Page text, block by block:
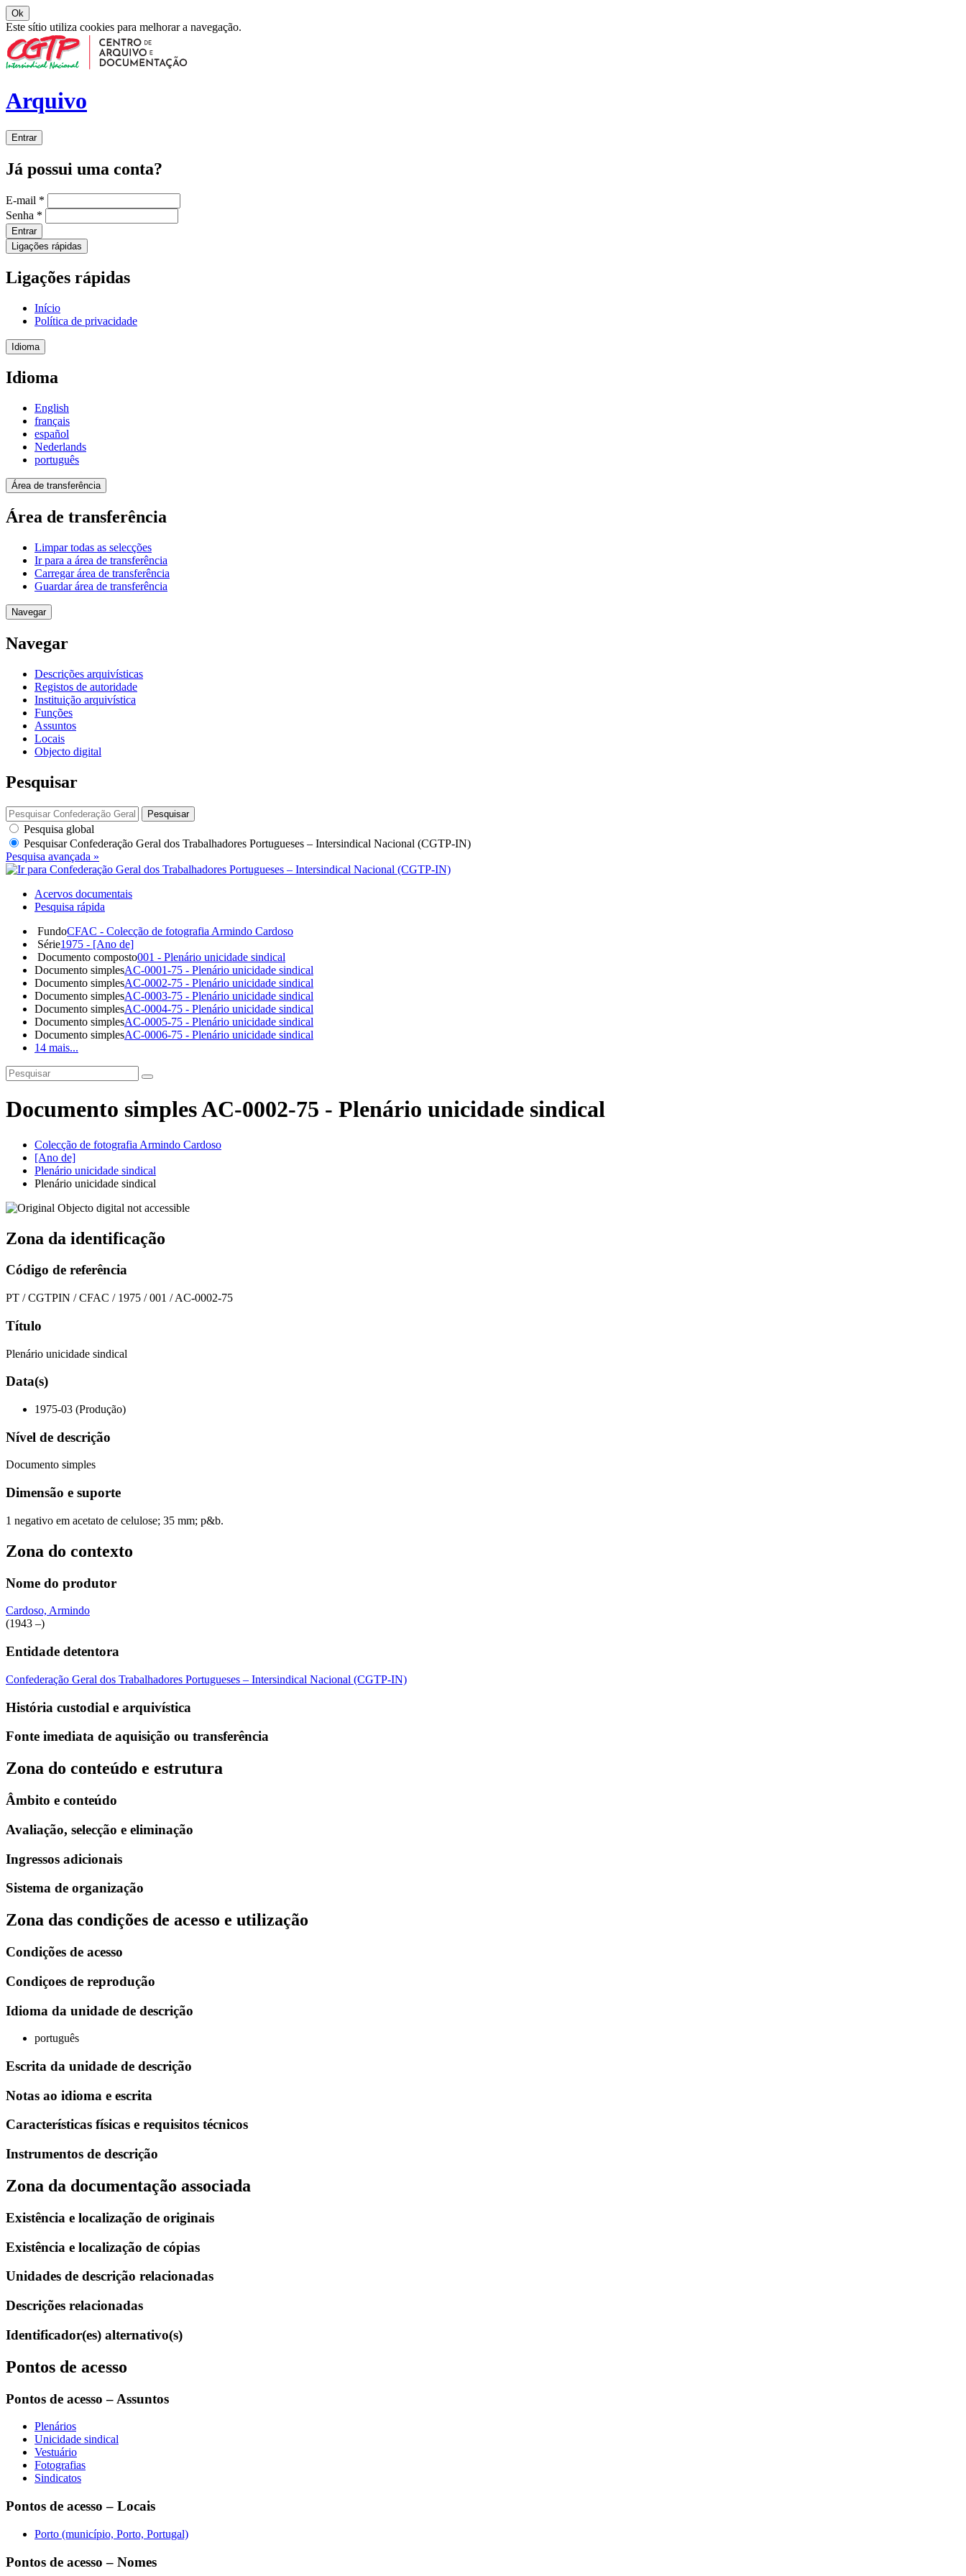
Ok
Este sítio utiliza cookies para melhorar a navegação.
Arquivo
Entrar
Já possui uma conta?
E-mail *
Senha *
Entrar
Ligações rápidas
Ligações rápidas
Início
Política de privacidade
Idioma
Idioma
English
français
español
Nederlands
português
Área de transferência
Área de transferência
Limpar todas as selecções
Ir para a área de transferência
Carregar área de transferência
Guardar área de transferência
Navegar
Navegar
Descrições arquivísticas
Registos de autoridade
Instituição arquivística
Funções
Assuntos
Locais
Objecto digital
Pesquisar
Pesquisar
Pesquisa global
PesquisarConfederação Geral dos Trabalhadores Portugueses – Intersindical Nacional (CGTP-IN)
Pesquisa avançada »
Acervos documentais
Pesquisa rápida
FundoCFAC - Colecção de fotografia Armindo Cardoso
Série1975 - [Ano de]
Documento composto001 - Plenário unicidade sindical
Documento simplesAC-0001-75 - Plenário unicidade sindical
Documento simplesAC-0002-75 - Plenário unicidade sindical
Documento simplesAC-0003-75 - Plenário unicidade sindical
Documento simplesAC-0004-75 - Plenário unicidade sindical
Documento simplesAC-0005-75 - Plenário unicidade sindical
Documento simplesAC-0006-75 - Plenário unicidade sindical
14 mais...
Documento simples AC-0002-75 - Plenário unicidade sindical
Colecção de fotografia Armindo Cardoso
[Ano de]
Plenário unicidade sindical
Plenário unicidade sindical
Zona da identificação
Código de referência
PT / CGTPIN / CFAC / 1975 / 001 / AC-0002-75
Título
Plenário unicidade sindical
Data(s)
1975-03 (Produção)
Nível de descrição
Documento simples
Dimensão e suporte
1 negativo em acetato de celulose; 35 mm; p&b.
Zona do contexto
Nome do produtor
Cardoso, Armindo
(1943 –)
Entidade detentora
Confederação Geral dos Trabalhadores Portugueses – Intersindical Nacional (CGTP-IN)
História custodial e arquivística
Fonte imediata de aquisição ou transferência
Zona do conteúdo e estrutura
Âmbito e conteúdo
Avaliação, selecção e eliminação
Ingressos adicionais
Sistema de organização
Zona das condições de acesso e utilização
Condições de acesso
Condiçoes de reprodução
Idioma da unidade de descrição
português
Escrita da unidade de descrição
Notas ao idioma e escrita
Características físicas e requisitos técnicos
Instrumentos de descrição
Zona da documentação associada
Existência e localização de originais
Existência e localização de cópias
Unidades de descrição relacionadas
Descrições relacionadas
Identificador(es) alternativo(s)
Pontos de acesso
Pontos de acesso – Assuntos
Plenários
Unicidade sindical
Vestuário
Fotografias
Sindicatos
Pontos de acesso – Locais
Porto (município, Porto, Portugal)
Pontos de acesso – Nomes